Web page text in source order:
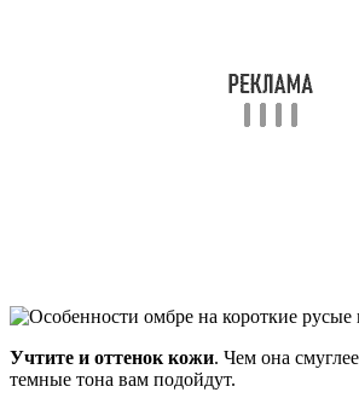
Учтите и оттенок кожи. Чем она
темные тона вам подойдут.